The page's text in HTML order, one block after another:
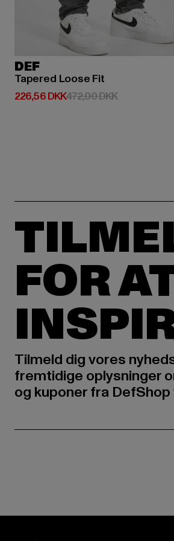
DEF
Tapered Loose Fit
226,56 DKK
Nuværende pris: 226,56 DKK
472,00 DKK
FOR
Tilmeld dig vores
fremtidige oplysninger
og kuponer fra DefShop